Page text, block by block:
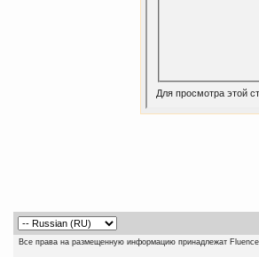
Для просмотра этой
Все права на размещенную информацию принадлежат